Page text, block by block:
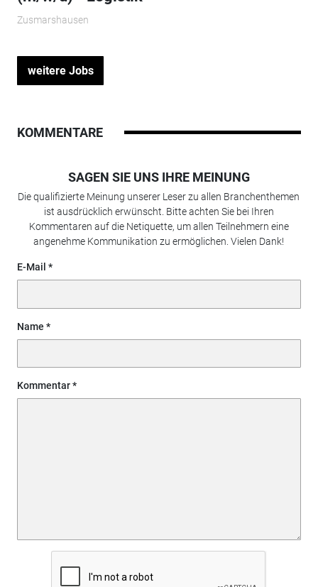
Zusmarshausen
weitere Jobs
KOMMENTARE
SAGEN SIE UNS IHRE MEINUNG
Die qualifizierte Meinung unserer Leser zu allen Branchenthemen
ist ausdrücklich erwünscht. Bitte achten Sie bei Ihren
Kommentaren auf die Netiquette, um allen Teilnehmern eine
angenehme Kommunikation zu ermöglichen. Vielen Dank!
E-Mail
Name
Kommentar